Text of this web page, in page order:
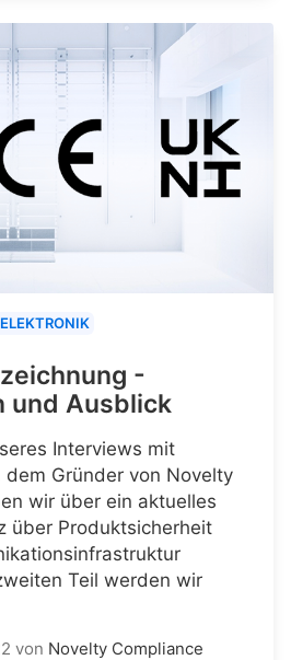
-
und Ausblick
Interviews mit
dem Gründer von Novelty
wir über ein aktuelles
über Produktsicherheit
Teil werden wir
von Novelty Compliance